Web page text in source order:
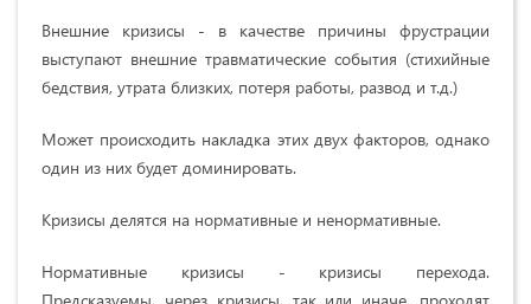
Внешние кризисы - в качестве причины фрустрации
выступают внешние травматические события (стихийные
бедствия, утрата близких, потеря работы, развод и т.д.)
Может происходить накладка этих двух факторов, однако
один из них будет доминировать.
Кризисы делятся на нормативные и ненормативные.
Нормативные кризисы - кризисы перехода.